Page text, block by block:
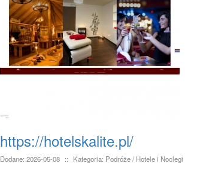
https://hotelskalite.pl/
Dodane: 2026-05-08 ::
Kategoria: Podróże / Hotele i Noclegi